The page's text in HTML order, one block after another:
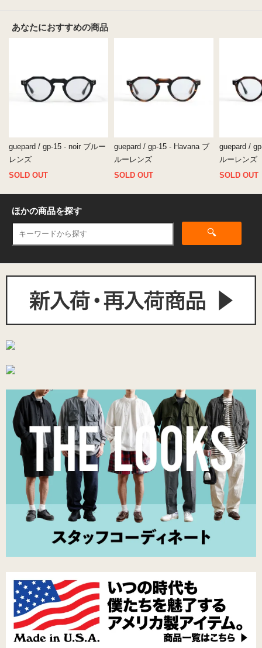
あなたにおすすめの商品
guepard / gp-15 - noir ブルー
レンズ
SOLD OUT
guepard / gp-15 - Havana ブ
ルーレンズ
SOLD OUT
guepard /
ルーレンズ
SOLD OUT
ほかの商品を探す
🔍